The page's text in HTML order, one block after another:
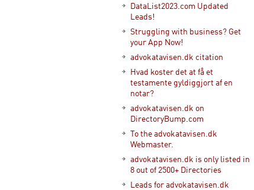
DataList2023.com Updated
Leads!
Struggling with business? Get
your App Now!
advokatavisen.dk citation
Hvad koster det at få et
testamente gyldiggjort af en
notar?
advokatavisen.dk on
DirectoryBump.com
To the advokatavisen.dk
Webmaster.
advokatavisen.dk is only listed in
8 out of 2500+ Directories
Leads for advokatavisen.dk